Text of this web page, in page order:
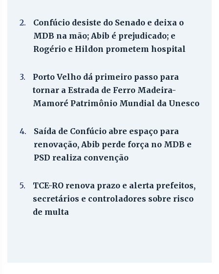
2.
Confúcio desiste do Senado e deixa o
MDB na mão; Abib é prejudicado; e
Rogério e Hildon prometem hospital
3.
Porto Velho dá primeiro passo para
tornar a Estrada de Ferro Madeira-
Mamoré Patrimônio Mundial da Unesco
4.
Saída de Confúcio abre espaço para
renovação, Abib perde força no MDB e
PSD realiza convenção
5.
TCE-RO renova prazo e alerta prefeitos,
secretários e controladores sobre risco
de multa